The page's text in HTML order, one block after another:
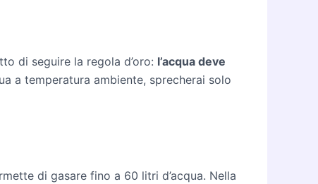
di seguire la regola d’oro: l’acqua deve
a temperatura ambiente, sprecherai solo
di gasare fino a 60 litri d’acqua. Nella